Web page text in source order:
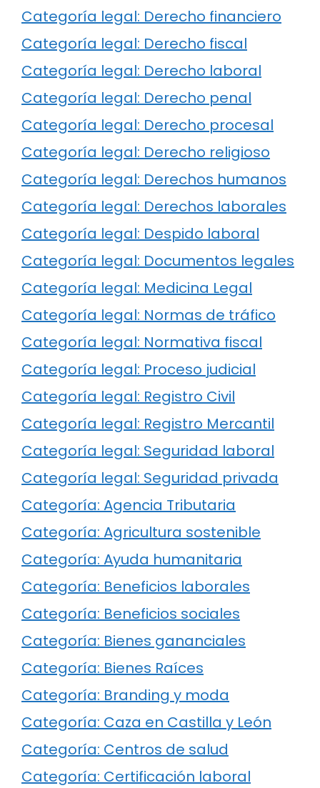
Categoría legal: Derecho financiero
Categoría legal: Derecho fiscal
Categoría legal: Derecho laboral
Categoría legal: Derecho penal
Categoría legal: Derecho procesal
Categoría legal: Derecho religioso
Categoría legal: Derechos humanos
Categoría legal: Derechos laborales
Categoría legal: Despido laboral
Categoría legal: Documentos legales
Categoría legal: Medicina Legal
Categoría legal: Normas de tráfico
Categoría legal: Normativa fiscal
Categoría legal: Proceso judicial
Categoría legal: Registro Civil
Categoría legal: Registro Mercantil
Categoría legal: Seguridad laboral
Categoría legal: Seguridad privada
Categoría: Agencia Tributaria
Categoría: Agricultura sostenible
Categoría: Ayuda humanitaria
Categoría: Beneficios laborales
Categoría: Beneficios sociales
Categoría: Bienes gananciales
Categoría: Bienes Raíces
Categoría: Branding y moda
Categoría: Caza en Castilla y León
Categoría: Centros de salud
Categoría: Certificación laboral